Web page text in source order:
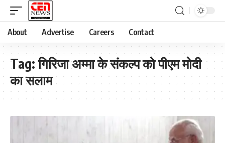
About Advertise Careers Contact
Tag:गिरिजा अम्मा के संकल्प को पीएम मोदी
का सलाम